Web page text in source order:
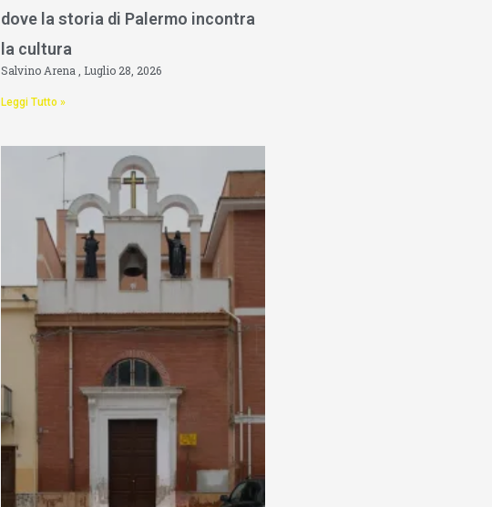
dove la storia di Palermo incontra
la cultura
Salvino Arena Luglio 28, 2026
Leggi Tutto »